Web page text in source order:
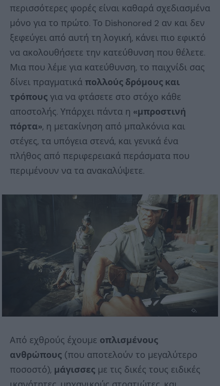
περισσότερες φορές είναι καθαρά σχεδιασμένα
μόνο για το πρώτο. Το Dishonored 2 αν και δεν
ξεφεύγει από αυτή τη λογική, κάνει πιο εφικτό
να ακολουθήσετε την κατεύθυνση που θέλετε.
Μια που λέμε για κατεύθυνση, το παιχνίδι σας
δίνει πραγματικά πολλούς δρόμους και
τρόπους για να φτάσετε στο στόχο κάθε
αποστολής. Υπάρχει πάντα η «μπροστινή
πόρτα», η μετακίνηση από μπαλκόνια και
στέγες, τα υπόγεια στενά, και γενικά ένα
πλήθος από περιφερειακά περάσματα που
περιμένουν να τα ανακαλύψετε.
Από εχθρούς έχουμε οπλισμένους
ανθρώπους (που αποτελούν το μεγαλύτερο
ποσοστό), μάγισσες με τις δικές τους ειδικές